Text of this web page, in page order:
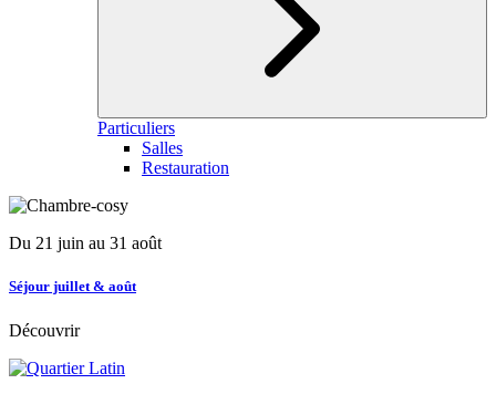
Particuliers
Salles
Restauration
Du 21 juin au 31 août
Séjour juillet & août
Découvrir